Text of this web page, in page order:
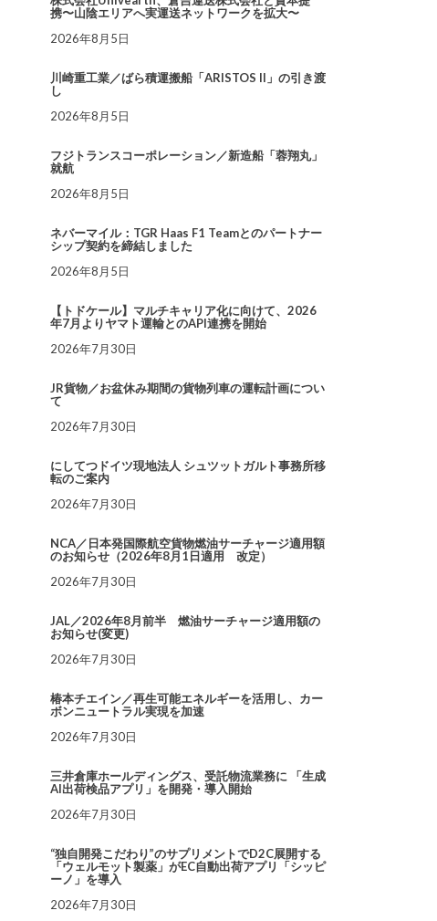
携〜山陰エリアへ実運送ネットワークを拡大〜
2026年8月5日
川崎重工業／ばら積運搬船「ARISTOS II」の引き渡
し
2026年8月5日
フジトランスコーポレーション／新造船「蓉翔丸」
就航
2026年8月5日
ネバーマイル：TGR Haas F1 Teamとのパートナー
シップ契約を締結しました
2026年8月5日
【トドケール】マルチキャリア化に向けて、2026
年7月よりヤマト運輸とのAPI連携を開始
2026年7月30日
JR貨物／お盆休み期間の貨物列車の運転計画につい
て
2026年7月30日
にしてつドイツ現地法人 シュツットガルト事務所移
転のご案内
2026年7月30日
NCA／日本発国際航空貨物燃油サーチャージ適用額
のお知らせ（2026年8月1日適用 改定）
2026年7月30日
JAL／2026年8月前半 燃油サーチャージ適用額の
お知らせ(変更)
2026年7月30日
椿本チエイン／再生可能エネルギーを活用し、カー
ボンニュートラル実現を加速
2026年7月30日
三井倉庫ホールディングス、受託物流業務に 「生成
AI出荷検品アプリ」を開発・導入開始
2026年7月30日
“独自開発こだわり”のサプリメントでD2C展開する
「ウェルモット製薬」がEC自動出荷アプリ「シッピ
ーノ」を導入
2026年7月30日